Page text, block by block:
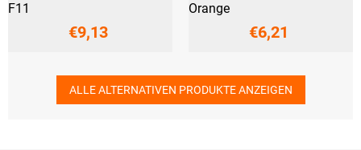
F11
€9,13
Orange
€6,21
ALLE ALTERNATIVEN PRODUKTE ANZEIGEN